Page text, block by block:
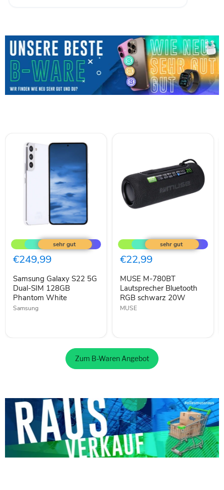
Galaxy
S22
5G
Dual-
128GB
Phantom
White
€249,99
Samsung Galaxy S22 5G
Dual-SIM 128GB
Phantom White
Samsung
M-
780BT
Lautsprecher
Bluetooth
schwarz
20W
€22,99
MUSE M-780BT
Lautsprecher Bluetooth
RGB schwarz 20W
MUSE
Zum B-Waren Angebot